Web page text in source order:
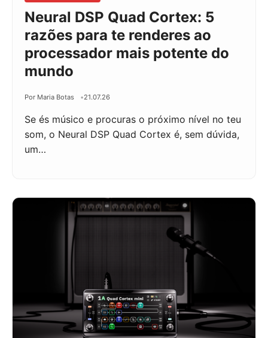
Neural DSP Quad Cortex: 5
razões para te renderes ao
processador mais potente do
mundo
Por Maria Botas 21.07.26
Se és músico e procuras o próximo nível no teu
som, o Neural DSP Quad Cortex é, sem dúvida,
um…